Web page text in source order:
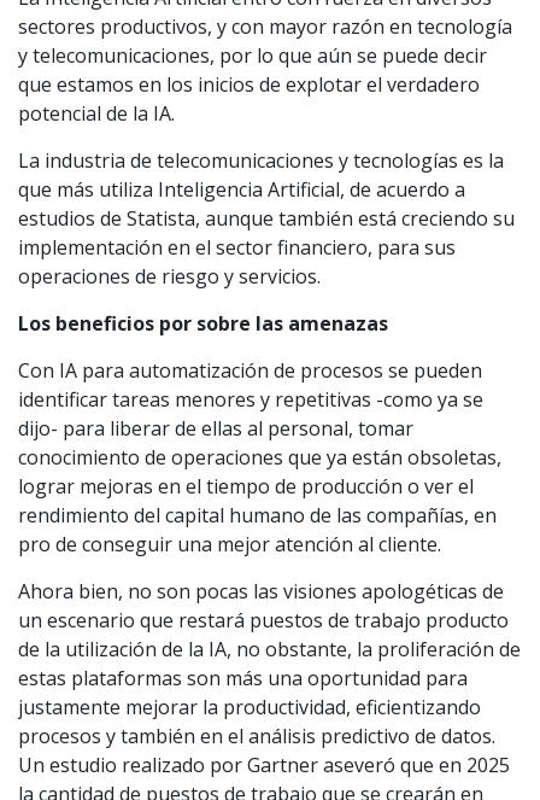
sectores productivos, y con mayor razón en tecnología
y telecomunicaciones, por lo que aún se puede decir
que estamos en los inicios de explotar el verdadero
potencial de la IA.
La industria de telecomunicaciones y tecnologías es la
que más utiliza Inteligencia Artificial, de acuerdo a
estudios de Statista, aunque también está creciendo su
implementación en el sector financiero, para sus
operaciones de riesgo y servicios.
Los beneficios por sobre las amenazas
Con IA para automatización de procesos se pueden
identificar tareas menores y repetitivas -como ya se
dijo- para liberar de ellas al personal, tomar
conocimiento de operaciones que ya están obsoletas,
lograr mejoras en el tiempo de producción o ver el
rendimiento del capital humano de las compañías, en
pro de conseguir una mejor atención al cliente.
Ahora bien, no son pocas las visiones apologéticas de
un escenario que restará puestos de trabajo producto
de la utilización de la IA, no obstante, la proliferación de
estas plataformas son más una oportunidad para
justamente mejorar la productividad, eficientizando
procesos y también en el análisis predictivo de datos.
Un estudio realizado por Gartner aseveró que en 2025
la cantidad de puestos de trabajo que se crearán en